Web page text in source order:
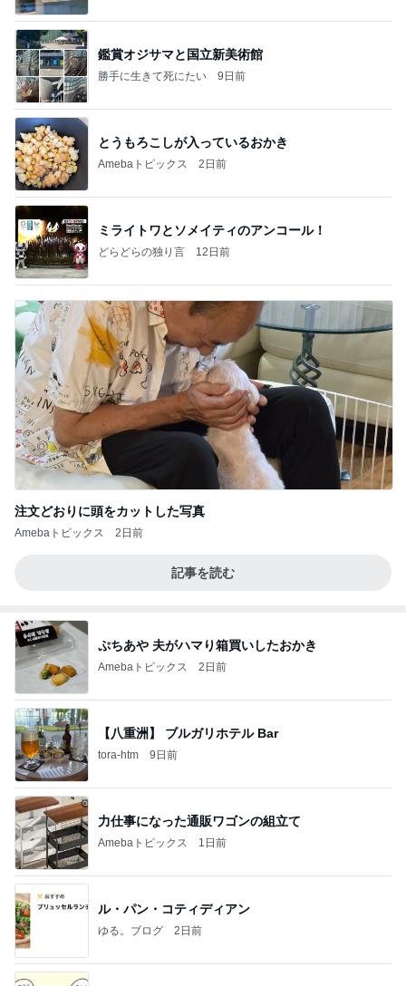
鑑賞オジサマと国立新美術館
勝手に生きて死にたい 9日前
とうもろこしが入っているおかき
Amebaトピックス 2日前
ミライトワとソメイティのアンコール！
どらどらの独り言 12日前
注文どおりに頭をカットした写真
Amebaトピックス 2日前
記事を読む
ぷちあや 夫がハマり箱買いしたおかき
Amebaトピックス 2日前
【八重洲】 ブルガリホテル Bar
tora-htm 9日前
力仕事になった通販ワゴンの組立て
Amebaトピックス 1日前
ル・パン・コティディアン
ゆる。ブログ 2日前